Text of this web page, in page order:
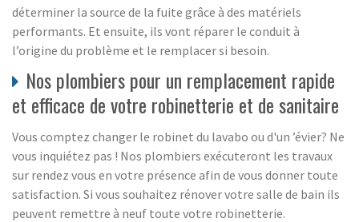
déterminer la source de la fuite grâce à des matériels
performants. Et ensuite, ils vont réparer le conduit à
l’origine du problème et le remplacer si besoin.
Nos plombiers pour un remplacement rapide
et efficace de votre robinetterie et de sanitaire
Vous comptez changer le robinet du lavabo ou d'un ’évier? Ne
vous inquiétez pas ! Nos plombiers exécuteront les travaux
sur rendez vous en votre présence afin de vous donner toute
satisfaction. Si vous souhaitez rénover votre salle de bain ils
peuvent remettre à neuf toute votre robinetterie.